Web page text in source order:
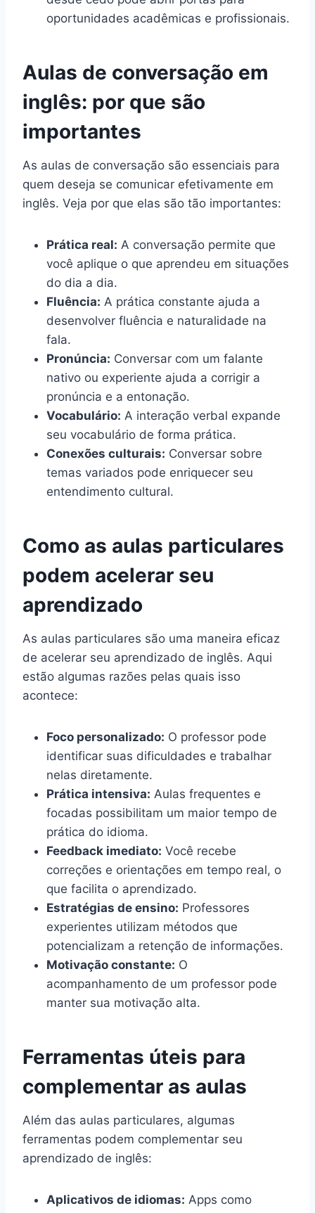
oportunidades acadêmicas e profissionais.
Aulas de conversação em
inglês: por que são
importantes
As aulas de conversação são essenciais para
quem deseja se comunicar efetivamente em
inglês. Veja por que elas são tão importantes:
Prática real: A conversação permite que
você aplique o que aprendeu em situações
do dia a dia.
Fluência: A prática constante ajuda a
desenvolver fluência e naturalidade na
fala.
Pronúncia: Conversar com um falante
nativo ou experiente ajuda a corrigir a
pronúncia e a entonação.
Vocabulário: A interação verbal expande
seu vocabulário de forma prática.
Conexões culturais: Conversar sobre
temas variados pode enriquecer seu
entendimento cultural.
Como as aulas particulares
podem acelerar seu
aprendizado
As aulas particulares são uma maneira eficaz
de acelerar seu aprendizado de inglês. Aqui
estão algumas razões pelas quais isso
acontece:
Foco personalizado: O professor pode
identificar suas dificuldades e trabalhar
nelas diretamente.
Prática intensiva: Aulas frequentes e
focadas possibilitam um maior tempo de
prática do idioma.
Feedback imediato: Você recebe
correções e orientações em tempo real, o
que facilita o aprendizado.
Estratégias de ensino: Professores
experientes utilizam métodos que
potencializam a retenção de informações.
Motivação constante: O
acompanhamento de um professor pode
manter sua motivação alta.
Ferramentas úteis para
complementar as aulas
Além das aulas particulares, algumas
ferramentas podem complementar seu
aprendizado de inglês:
Aplicativos de idiomas: Apps como